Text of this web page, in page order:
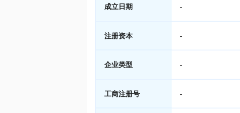
成立日期 -
注册资本 -
企业类型 -
工商注册号 -